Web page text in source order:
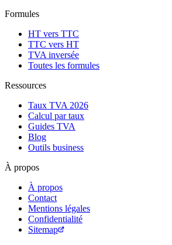
Formules
HT vers TTC
TTC vers HT
TVA inversée
Toutes les formules
Ressources
Taux TVA 2026
Calcul par taux
Guides TVA
Blog
Outils business
À propos
À propos
Contact
Mentions légales
Confidentialité
Sitemap